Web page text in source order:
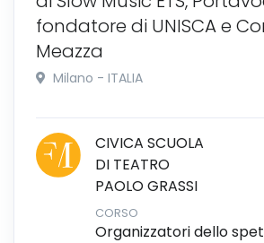
fondatore di UNISCA e
Meazza
Milano - ITALIA
CIVICA SCUOLA
DI TEATRO
PAOLO GRASSI
CORSO
Organizzatori dello